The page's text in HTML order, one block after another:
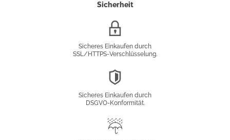
Sicherheit
Sicheres Einkaufen durch
SSL/HTTPS-Verschlüsselung.
Sicheres Einkaufen durch
DSGVO-Konformität.